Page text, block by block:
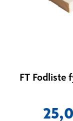
FT Fodliste